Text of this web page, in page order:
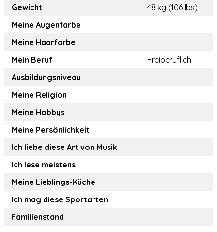
Gewicht
48 kg (106 lbs)
Meine Augenfarbe
Meine Haarfarbe
Mein Beruf
Freiberuflich
Ausbildungsniveau
Meine Religion
Meine Hobbys
Meine Persönlichkeit
Ich liebe diese Art von Musik
Ich lese meistens
Meine Lieblings-Küche
Ich mag diese Sportarten
Familienstand